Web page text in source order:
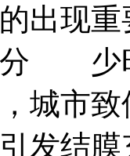
现
分 少
城市
引发